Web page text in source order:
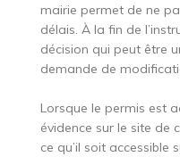
mairie permet de ne
délais. À la fin de
décision qui peut être
demande de
Lorsque le permis est
évidence sur le site de
ce qu’il soit accessible